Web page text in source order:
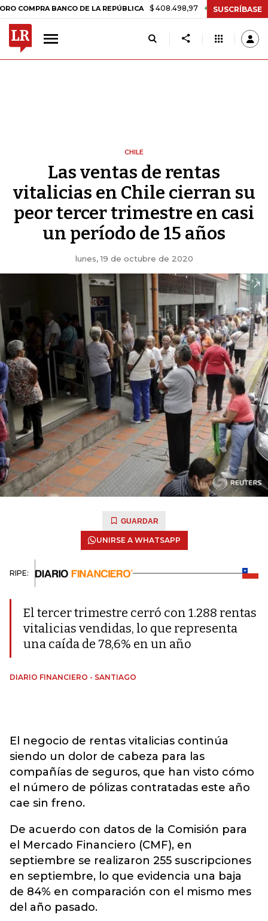
BANCO DE LA REPÚBLICA $ 408.498,97 +$ 8.753,81 +2,19%
SUSCRÍBASE
CHILE
Las ventas de rentas
vitalicias en Chile cierran su
peor tercer trimestre en casi
un período de 15 años
lunes, 19 de octubre de 2020
GUARDAR
UNIRSE A WHATSAPP
RIPE:
El tercer trimestre cerró con 1.288 rentas
vitalicias vendidas, lo que representa
una caída de 78,6% en un año
DIARIO FINANCIERO - SANTIAGO
El negocio de rentas vitalicias continúa
siendo un dolor de cabeza para las
compañías de seguros, que han visto cómo
el número de pólizas contratadas este año
cae sin freno.
De acuerdo con datos de la Comisión para
el Mercado Financiero (CMF), en
septiembre se realizaron 255 suscripciones
en septiembre, lo que evidencia una baja
de 84% en comparación con el mismo mes
del año pasado.